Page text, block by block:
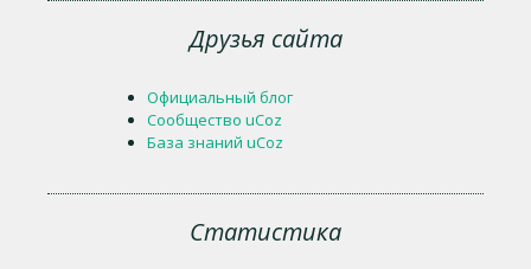
Друзья сайта
Официальный блог
Сообщество uCoz
База знаний uCoz
Статистика